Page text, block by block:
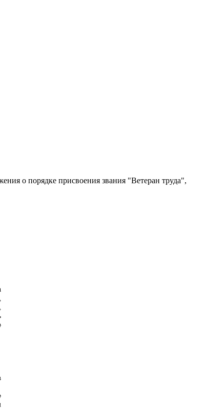
о порядке присвоения звания "Ветеран труда",